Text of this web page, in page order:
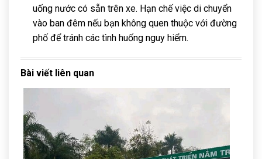
uống nước có sẵn trên xe. Hạn chế việc di chuyển
vào ban đêm nếu bạn không quen thuộc với đường
phố để tránh các tình huống nguy hiểm.
Bài viết liên quan